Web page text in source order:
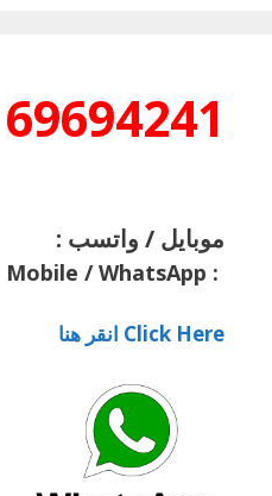
69694241
موبايل / واتسب :
:
Mobile / WhatsApp
Click Here انقر هنا